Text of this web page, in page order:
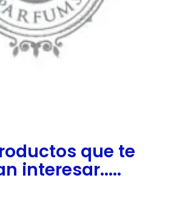
que te
interesar.....